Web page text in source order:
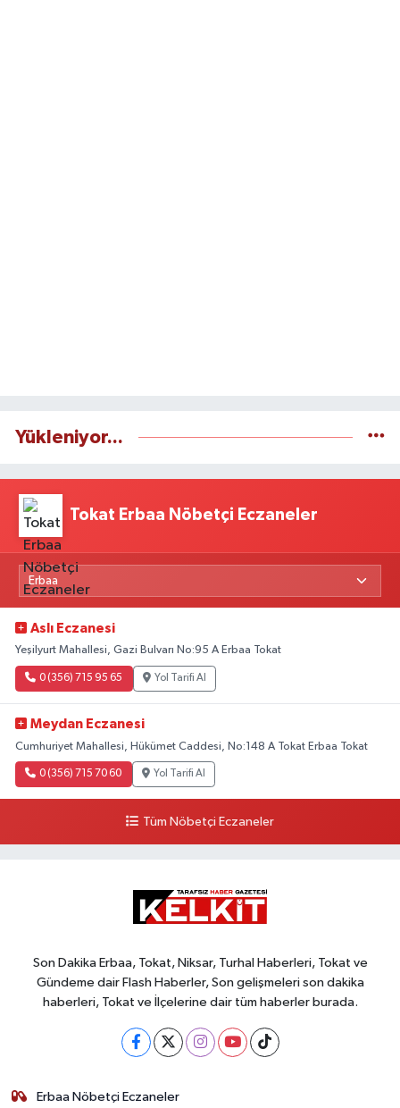
Yükleniyor...
Tokat Erbaa Nöbetçi Eczaneler
Aslı Eczanesi
Yeşilyurt Mahallesi, Gazi Bulvarı No:95 A Erbaa Tokat
0 (356) 715 95 65 Yol Tarifi Al
Meydan Eczanesi
Cumhuriyet Mahallesi, Hükümet Caddesi, No:148 A Tokat Erbaa Tokat
0 (356) 715 70 60 Yol Tarifi Al
Tüm Nöbetçi Eczaneler
Son Dakika Erbaa, Tokat, Niksar, Turhal Haberleri, Tokat ve
Gündeme dair Flash Haberler, Son gelişmeleri son dakika
haberleri, Tokat ve İlçelerine dair tüm haberler burada.
Erbaa Nöbetçi Eczaneler